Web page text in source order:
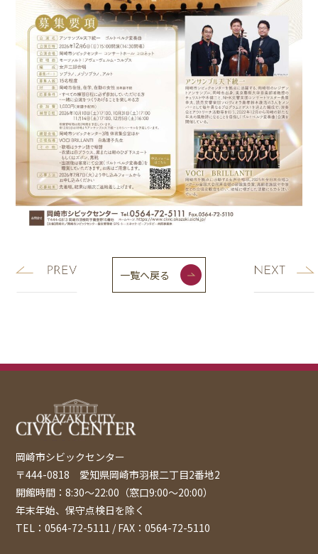
一覧へ戻る
岡崎市シビックセンター
〒444-0818 愛知県岡崎市羽根二丁目2番地2
開館時間：8:30〜22:00（窓口9:00～20:00）
年末年始、保守点検日を除く
TEL：0564-72-5111 / FAX：0564-72-5110